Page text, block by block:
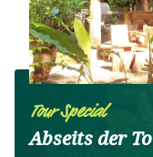
Tour Special
Abseits der